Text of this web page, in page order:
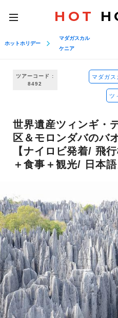
toggle
navigation
HOT
ホットホリデー
マダガスカル
ケニア
ツアーコード :
8492
マダガス
ツ
世界遺産ツィンギ・
区＆モロンダバのバ
【ナイロビ発着/ 飛
＋食事＋観光/ 日本語